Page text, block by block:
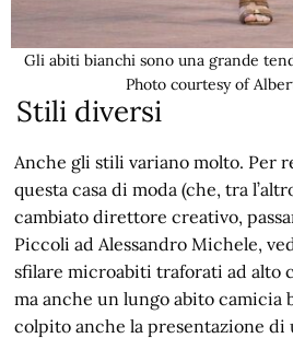
Gli abiti bianchi sono una grande
Photo courtesy of
Stili diversi
Anche gli stili variano molto. Per
questa casa di moda (che, tra
cambiato direttore creativo,
Piccoli ad Alessandro Michele,
sfilare microabiti traforati ad alto
ma anche un lungo abito camicia
colpito anche la presentazione di